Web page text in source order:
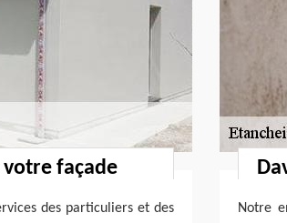
façade
des particuliers et des
Notre